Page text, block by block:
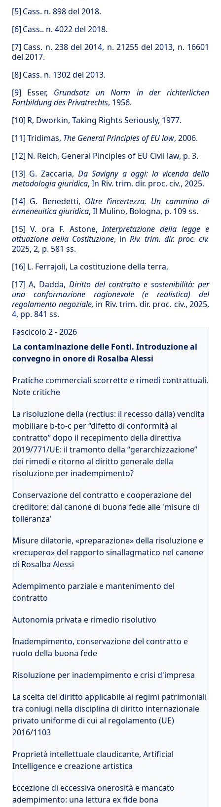
[5] Cass. n. 898 del 2018.
[6] Cass.. n. 4022 del 2018.
[7] Cass. n. 238 del 2014, n. 21255 del 2013, n. 16601
del 2017.
[8] Cass. n. 1302 del 2013.
[9]
Esser, Grundsatz un Norm in der richterlichen
Fortbildung des Privatrechts, 1956.
[10] R, Dworkin, Taking Rights Seriously, 1977.
[11]Tridimas, The General Principles of EU law, 2006.
[12] N. Reich, General Pinciples of EU Civil law, p. 3.
[13] G. Zaccaria,Da Savigny a oggi: la vicenda della
metodologia giuridica, In Riv. trim. dir. proc. civ., 2025.
[14] G. Benedetti, Oltre l’incertezza. Un cammino di
ermeneuitica giuridica, Il Mulino, Bologna, p. 109 ss.
[15] V. ora F. Astone,Interpretazione della legge e
attuazione della Costituzione, in Riv. trim. dir. proc. civ.
2025, 2, p. 581 ss.
[16] L. Ferrajoli, La costituzione della terra,
[17] A, Dadda,Diritto del contratto e sostenibilità: per
una conformazione ragionevole (e realistica) del
regolamento negoziale, in Riv. trim. dir. proc. civ., 2025,
4, pp. 841 ss.
Fascicolo 2 - 2026
La contaminazione delle Fonti. Introduzione al
convegno in onore di Rosalba Alessi
Pratiche commerciali scorrette e rimedi contrattuali.
Note critiche
La risoluzione della (rectius: il recesso dalla) vendita
mobiliare b-to-c per “difetto di conformità al
contratto” dopo il recepimento della direttiva
2019/771/UE: il tramonto della “gerarchizzazione”
dei rimedi e ritorno al diritto generale della
risoluzione per inadempimento?
Conservazione del contratto e cooperazione del
creditore: dal canone di buona fede alle 'misure di
tolleranza'
Misure dilatorie, «preparazione» della risoluzione e
«recupero» del rapporto sinallagmatico nel canone
di Rosalba Alessi
Adempimento parziale e mantenimento del
contratto
Autonomia privata e rimedio risolutivo
Inadempimento, conservazione del contratto e
ruolo della buona fede
Risoluzione per inadempimento e crisi d'impresa
La scelta del diritto applicabile ai regimi patrimoniali
tra coniugi nella disciplina di diritto internazionale
privato uniforme di cui al regolamento (UE)
2016/1103
Proprietà intellettuale claudicante, Artificial
Intelligence e creazione artistica
Eccezione di eccessiva onerosità e mancato
adempimento: una lettura ex fide bona